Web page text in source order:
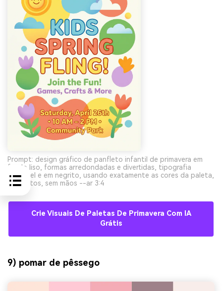
Prompt: design gráfico de panfleto infantil de primavera em
fundo liso, formas arredondadas e divertidas, tipografia
amigável e em negrito, usando exatamente as cores da paleta,
sem fotos, sem mãos --ar 3:4
Crie Visuais De Paletas De Primavera Com IA
Grátis
9) pomar de pêssego